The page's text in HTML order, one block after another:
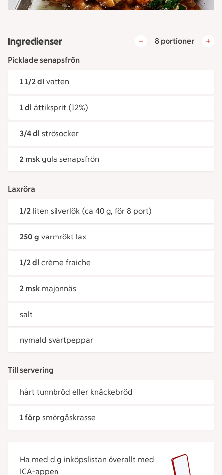
Ingredienser
8 portioner
Picklade senapsfrön
1 1/2 dl vatten
1 dl ättiksprit (12%)
3/4 dl strösocker
2 msk gula senapsfrön
Laxröra
1/2 liten silverlök (ca 40 g, för 8 port)
250 g varmrökt lax
1/2 dl crème fraiche
2 msk majonnäs
salt
nymald svartpeppar
Till servering
hårt tunnbröd eller knäckebröd
1 förp smörgåskrasse
Ha med dig inköpslistan överallt med
ICA-appen